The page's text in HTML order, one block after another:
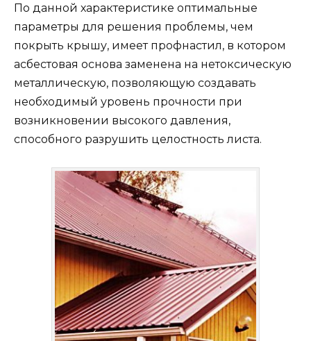
По данной характеристике оптимальные
параметры для решения проблемы, чем
покрыть крышу, имеет профнастил, в котором
асбестовая основа заменена на нетоксическую
металлическую, позволяющую создавать
необходимый уровень прочности при
возникновении высокого давления,
способного разрушить целостность листа.